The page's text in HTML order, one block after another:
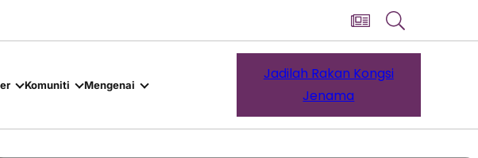
Komuniti Mengenai
Jadilah Rakan Kongsi
Jenama